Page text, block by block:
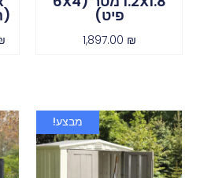
פיט)
1,897.00 ₪
מבצע!